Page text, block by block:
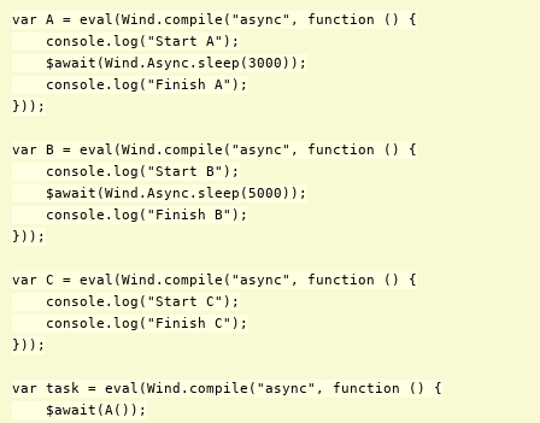
var A = eval(Wind.compile("async", function () {
    console.log("Start A");
    $await(Wind.Async.sleep(3000));
    console.log("Finish A");
}));
var B = eval(Wind.compile("async", function () {
    console.log("Start B");
    $await(Wind.Async.sleep(5000));
    console.log("Finish B");
}));
var C = eval(Wind.compile("async", function () {
    console.log("Start C");
    console.log("Finish C");
}));
var task = eval(Wind.compile("async", function () {
    $await(A());